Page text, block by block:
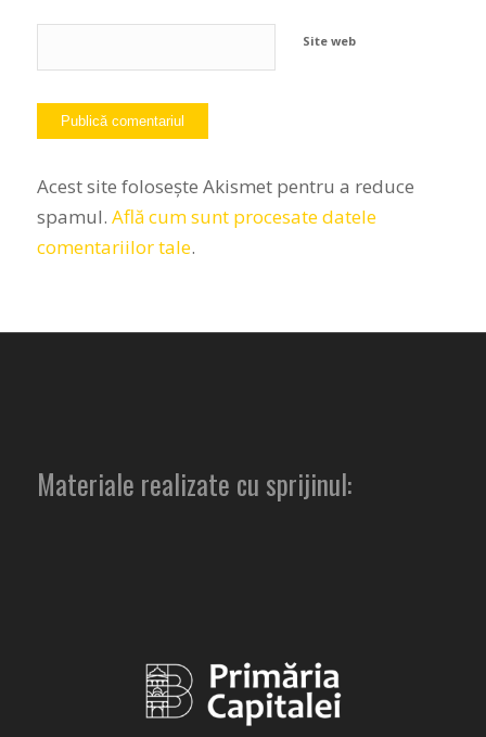
Site web
Acest site folosește Akismet pentru a reduce
spamul. Află cum sunt procesate datele
comentariilor tale.
Materiale realizate cu sprijinul: